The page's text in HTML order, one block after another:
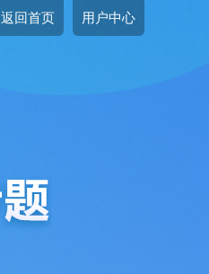
返回首页 用户中心